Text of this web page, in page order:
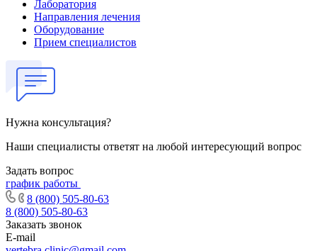
Лаборатория
Направления лечения
Оборудование
Прием специалистов
Нужна консультация?
Наши специалисты ответят на любой интересующий вопрос
Задать вопрос
график работы
8 (800) 505-80-63
8 (800) 505-80-63
Заказать звонок
E-mail